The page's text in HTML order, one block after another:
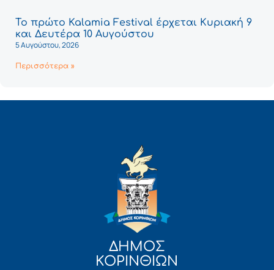
Το πρώτο Kalamia Festival έρχεται Κυριακή 9
και Δευτέρα 10 Αυγούστου
5 Αυγούστου, 2026
Περισσότερα »
ΔΗΜΟΣ
ΚΟΡΙΝΘΙΩΝ